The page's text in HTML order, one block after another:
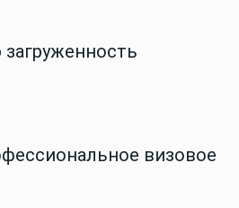
визовое